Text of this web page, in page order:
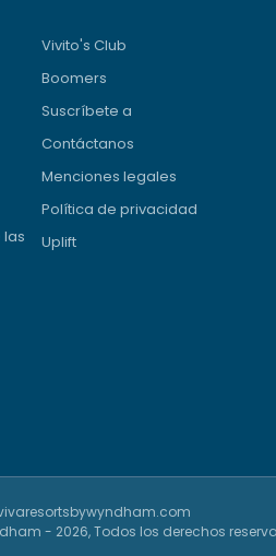
Vivito's Club
Boomers
Suscríbete a
Contáctanos
Menciones legales
Política de privacidad
Uplift
- 2026, Todos los derechos